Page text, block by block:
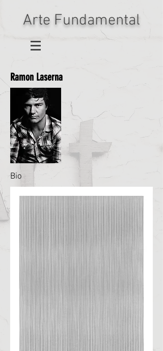
Arte Fundamental
Ramon Laserna
Bio